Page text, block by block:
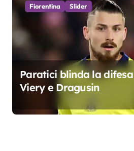
Fiorentina Slider
Paratici blinda la
Viery e Dragusin